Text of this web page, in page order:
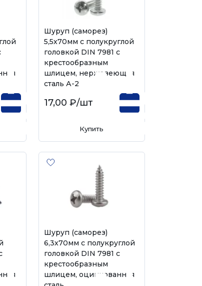
Шуруп (саморез)
5,5х70мм с полукруглой
головкой DIN 7981 с
крестообразным
шлицем, нержавеющая
сталь А-2
17,00 ₽/шт
Купить
Шуруп (саморез)
6,3х70мм с полукруглой
головкой DIN 7981 с
крестообразным
шлицем, оцинкованная